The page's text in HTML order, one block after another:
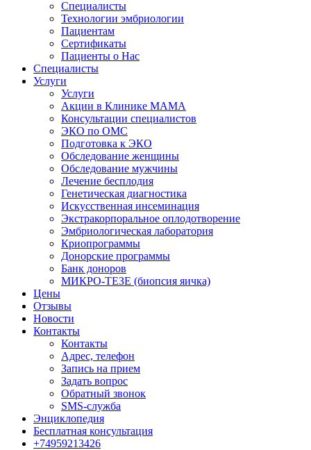
Специалисты
Технологии эмбриологии
Пациентам
Сертификаты
Пациенты о Нас
Специалисты
Услуги
Услуги
Акции в Клинике МАМА
Консультации специалистов
ЭКО по ОМС
Подготовка к ЭКО
Обследование женщины
Обследование мужчины
Лечение бесплодия
Генетическая диагностика
Искусственная инсеминация
Экстракорпоральное оплодотворение
Эмбриологическая лаборатория
Криопрограммы
Донорские программы
Банк доноров
МИКРО-ТЕЗЕ (биопсия яичка)
Цены
Отзывы
Новости
Контакты
Контакты
Адрес, телефон
Запись на прием
Задать вопрос
Обратный звонок
SMS-служба
Энциклопедия
Бесплатная консультация
+74959213426